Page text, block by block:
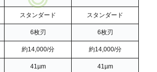
スタンダード スタンダード
6枚刃 6枚刃
約14,000/分 約14,000/分
41µm 41µm